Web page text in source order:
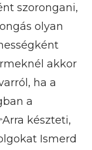
szorongani,
olyan
akkor
ha a
a
készteti,
Ismerd